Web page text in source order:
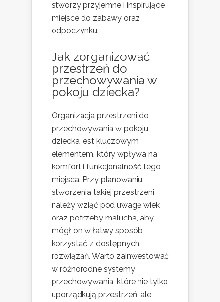
stworzy przyjemne i inspirujące
miejsce do zabawy oraz
odpoczynku.
Jak zorganizować
przestrzeń do
przechowywania w
pokoju dziecka?
Organizacja przestrzeni do
przechowywania w pokoju
dziecka jest kluczowym
elementem, który wpływa na
komfort i funkcjonalność tego
miejsca. Przy planowaniu
stworzenia takiej przestrzeni
należy wziąć pod uwagę wiek
oraz potrzeby malucha, aby
mógł on w łatwy sposób
korzystać z dostępnych
rozwiązań. Warto zainwestować
w różnorodne systemy
przechowywania, które nie tylko
uporządkują przestrzeń, ale